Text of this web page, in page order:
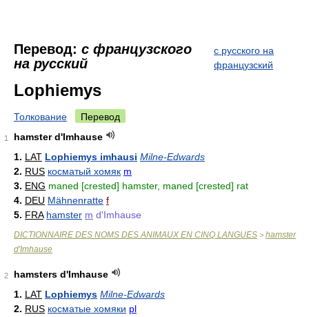
Перевод: с французского
на русский
с русского на
французский
Lophiemys
Толкование Перевод
1
hamster d'Imhause
1. LAT Lophiemys imhausi Milne-Edwards
2. RUS косматый хомяк m
3. ENG maned [crested] hamster, maned [crested] rat
4. DEU Mähnenratte f
5. FRA hamster m d'Imhause
DICTIONNAIRE DES NOMS DES ANIMAUX EN CINQ LANGUES > hamster
d'Imhause
2
hamsters d'Imhause
1. LAT Lophiemys Milne-Edwards
2. RUS косматые хомяки pl